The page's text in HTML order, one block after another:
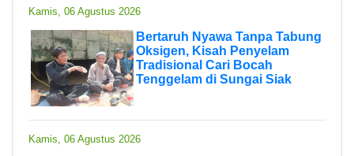
Kamis, 06 Agustus 2026
Bertaruh Nyawa Tanpa Tabung
Oksigen, Kisah Penyelam
Tradisional Cari Bocah
Tenggelam di Sungai Siak
Kamis, 06 Agustus 2026